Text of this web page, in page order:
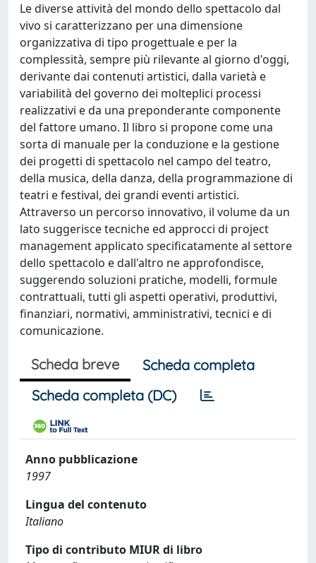
Le diverse attività del mondo dello spettacolo dal
vivo si caratterizzano per una dimensione
organizzativa di tipo progettuale e per la
complessità, sempre più rilevante al giorno d'oggi,
derivante dai contenuti artistici, dalla varietà e
variabilità del governo dei molteplici processi
realizzativi e da una preponderante componente
del fattore umano. Il libro si propone come una
sorta di manuale per la conduzione e la gestione
dei progetti di spettacolo nel campo del teatro,
della musica, della danza, della programmazione di
teatri e festival, dei grandi eventi artistici.
Attraverso un percorso innovativo, il volume da un
lato suggerisce tecniche ed approcci di project
management applicato specificatamente al settore
dello spettacolo e dall'altro ne approfondisce,
suggerendo soluzioni pratiche, modelli, formule
contrattuali, tutti gli aspetti operativi, produttivi,
finanziari, normativi, amministrativi, tecnici e di
comunicazione.
Scheda breve
Scheda completa
Scheda completa (DC)
Anno pubblicazione
1997
Lingua del contenuto
Italiano
Tipo di contributo MIUR di libro